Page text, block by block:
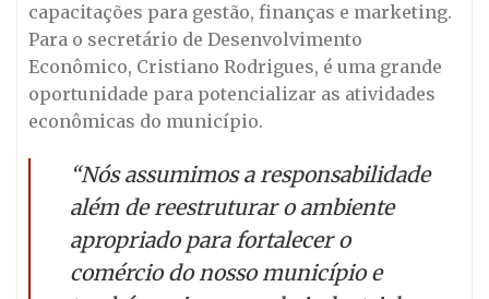
capacitações para gestão, finanças e marketing.
Para o secretário de Desenvolvimento
Econômico, Cristiano Rodrigues, é uma grande
oportunidade para potencializar as atividades
econômicas do município.
“Nós assumimos a responsabilidade
além de reestruturar o ambiente
apropriado para fortalecer o
comércio do nosso município e